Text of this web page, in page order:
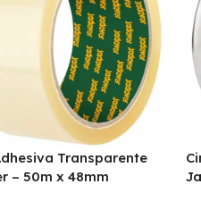
Transparente
– 50m x 48mm